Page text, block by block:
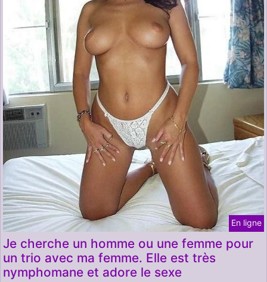
En ligne
Je cherche un homme ou une femme pour
un trio avec ma femme. Elle est très
nymphomane et adore le sexe